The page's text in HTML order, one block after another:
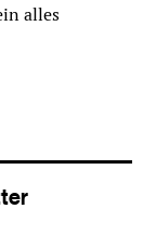
alles